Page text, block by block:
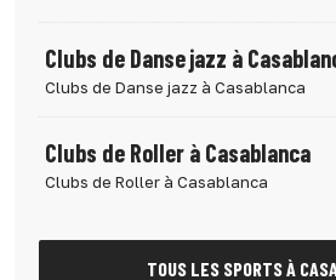
Clubs de Danse jazz à
Clubs de Danse jazz à Casablanca
Clubs de Roller à Casablanca
Clubs de Roller à Casablanca
TOUS LES SPORTS À